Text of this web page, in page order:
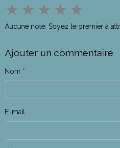
★ ★ ★ ★ ★
Aucune note. Soyez le premier à
Ajouter un commentaire
Nom
E-mail